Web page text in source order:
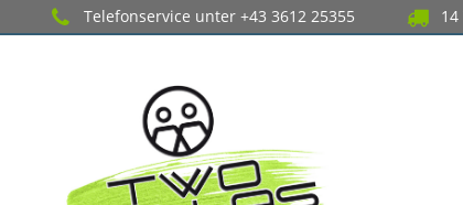
Telefonservice unter +43 3612 25355